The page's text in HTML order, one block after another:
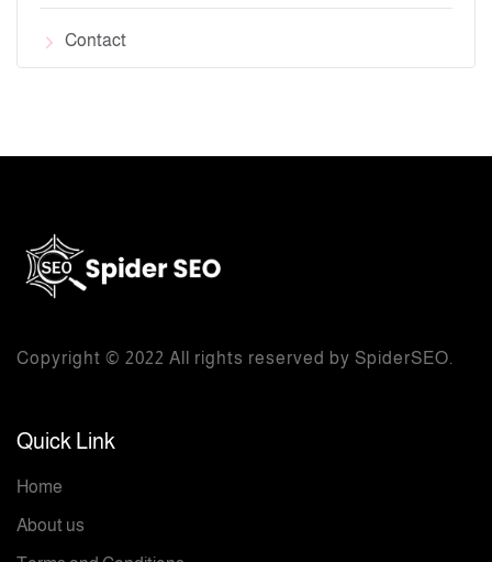
Contact
Copyright © 2022 All rights reserved by SpiderSEO
Quick Link
Home
About us